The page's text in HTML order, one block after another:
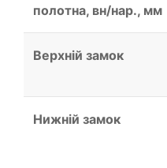
полотна, вн/нар., мм
Верхній замок
Нижній замок